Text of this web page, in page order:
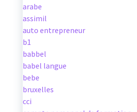
arabe
assimil
auto entrepreneur
b1
babbel
babel langue
bebe
bruxelles
cci